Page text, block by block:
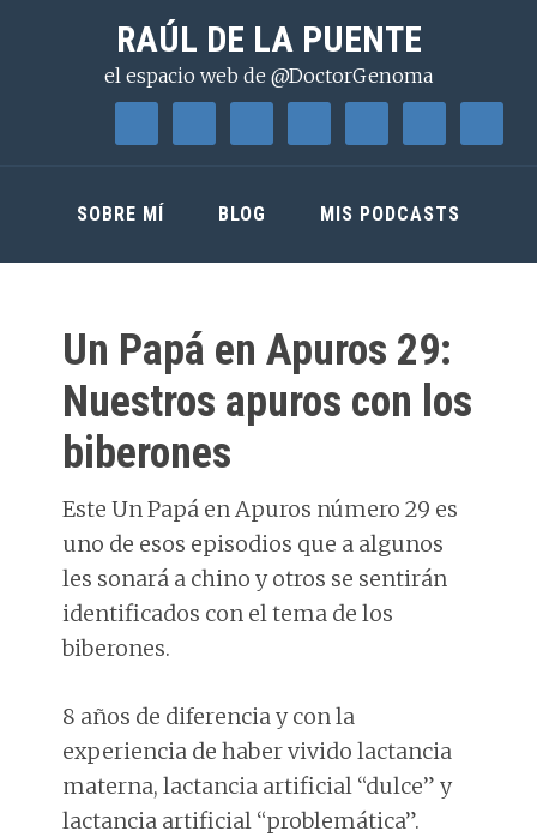
contenido
RAÚL DE LA PUENTE
el espacio web de @DoctorGenoma
SOBRE MÍ BLOG MIS PODCASTS
Un Papá en Apuros 29:
Nuestros apuros con los
biberones
Este Un Papá en Apuros número 29 es
uno de esos episodios que a algunos
les sonará a chino y otros se sentirán
identificados con el tema de los
biberones.
8 años de diferencia y con la
experiencia de haber vivido lactancia
materna, lactancia artificial “dulce” y
lactancia artificial “problemática”.